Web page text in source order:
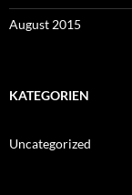
August 2015
KATEGORIEN
Uncategorized